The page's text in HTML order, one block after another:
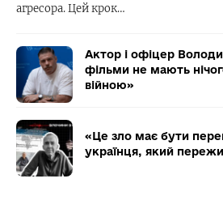
агресора. Цей крок…
Актор і офіцер
фільми не мають
війною»
«Це зло має бути
українця, який